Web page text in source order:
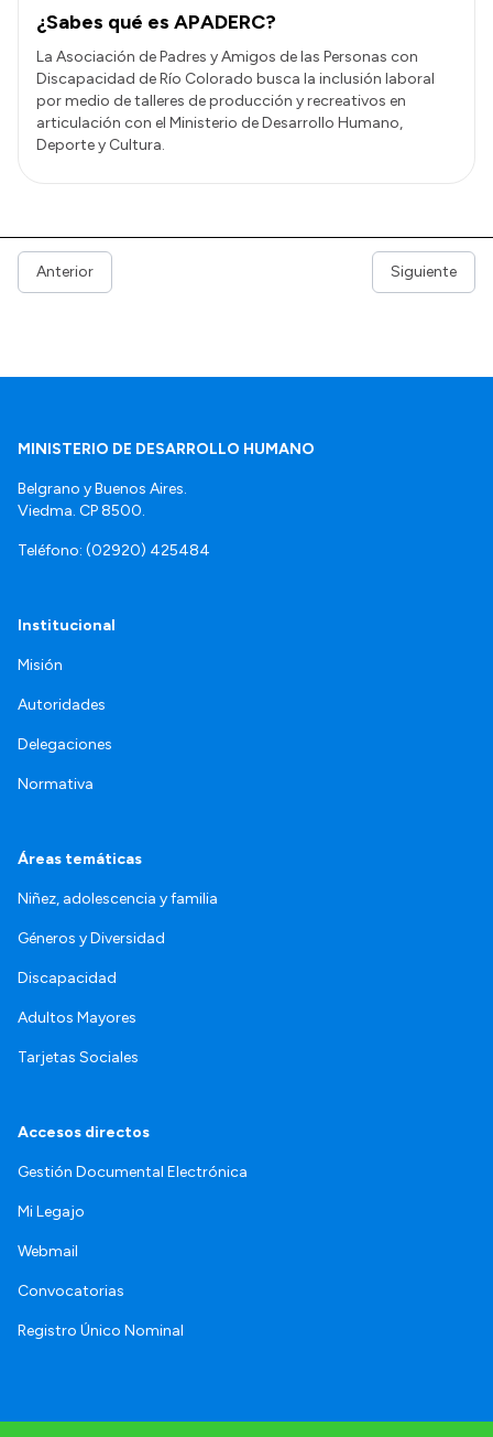
¿Sabes qué es APADERC?
La Asociación de Padres y Amigos de las Personas con
Discapacidad de Río Colorado busca la inclusión laboral
por medio de talleres de producción y recreativos en
articulación con el Ministerio de Desarrollo Humano,
Deporte y Cultura.
Anterior Siguiente
MINISTERIO DE DESARROLLO HUMANO
Belgrano y Buenos Aires.
Viedma. CP 8500.
Teléfono: (02920) 425484
Institucional
Misión
Autoridades
Delegaciones
Normativa
Áreas temáticas
Niñez, adolescencia y familia
Géneros y Diversidad
Discapacidad
Adultos Mayores
Tarjetas Sociales
Accesos directos
Gestión Documental Electrónica
Mi Legajo
Webmail
Convocatorias
Registro Único Nominal